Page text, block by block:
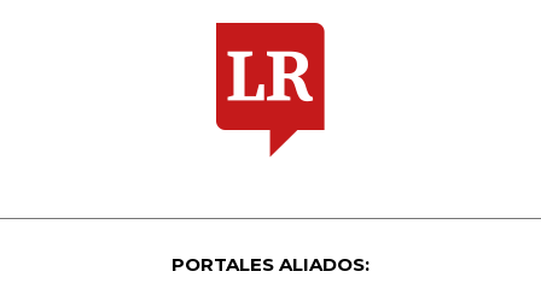
PORTALES ALIADOS: